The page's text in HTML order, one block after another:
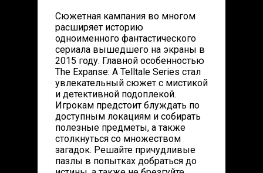
Сюжетная кампания во многом
расширяет историю
одноименного фантастического
сериала вышедшего на экраны в
2015 году. Главной особенностью
The Expanse: A Telltale Series стал
увлекательный сюжет с мистикой
и детективной подоплекой.
Игрокам предстоит блуждать по
доступным локациям и собирать
полезные предметы, а также
столкнуться со множеством
загадок. Решайте причудливые
пазлы в попытках добраться до